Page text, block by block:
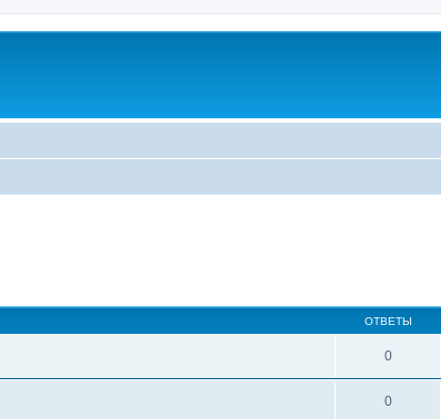
ОТВЕТЫ
0
0